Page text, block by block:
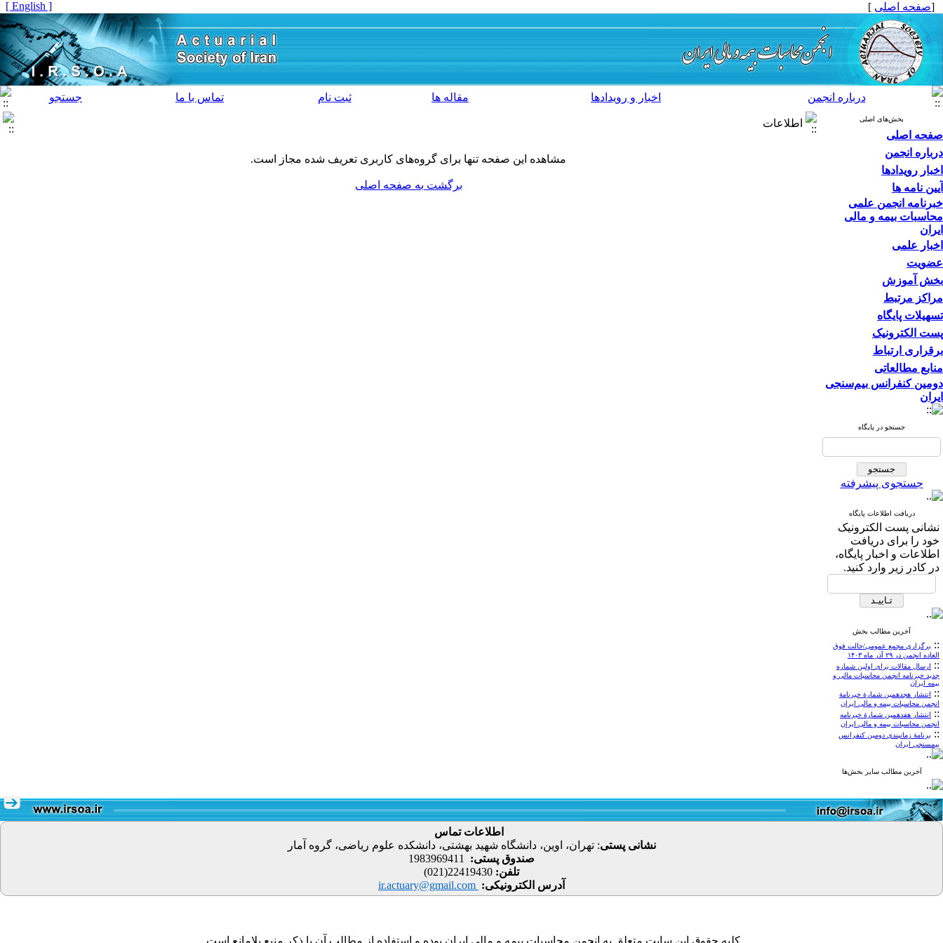
[صفحه اصلی ]
[ English ]
درباره انجمن اخبار و رویدادها مقاله ها ثبت نام تماس با ما جستجو
بخش‌های اصلی
صفحه اصلی
درباره انجمن
اخبار رویدادها
آیین نامه ها
خبرنامه انجمن علمی
محاسبات بیمه و مالی
ایران
اخبار علمی
عضویت
بخش آموزش
مراکز مرتبط
تسهیلات پایگاه
پست الکترونیک
برقراری ارتباط
منابع مطالعاتی
دومین کنفرانس بیم‌سنجی
ایران
جستجو در پایگاه
جستجوی پیشرفته
دریافت اطلاعات پایگاه
نشانی پست الکترونیک
خود را برای دریافت
اطلاعات و اخبار پایگاه،
در کادر زیر وارد کنید.
آخرین مطالب بخش
:: برگزاری مجمع عمومی/حالت فوق
العاده انجمن در ۲۹ آذر ماه ۱۴۰۳
:: ارسال مقالات برای اولین شماره
جدید خبرنامه انجمن محاسبات مالی و
بیمه ایران
:: انتشار هجدهمین شمارۀ خبرنامۀ
انجمن محاسبات بیمه و مالی ایران
:: انتشار هفدهمین شمارۀ خبرنامه
انجمن محاسبات بیمه و مالی ایران
:: برنامۀ زمانبندی دومین کنفرانس
بیمسنجی ایران
آخرین مطالب سایر بخش‌ها
اطلاعات
مشاهده این صفحه تنها برای گروه‌های کاربری تعریف شده مجاز است.
برگشت به صفحه اصلی
اطلاعات تماس
نشانی پستی: تهران، اوین، دانشگاه شهید بهشتی، دانشکده علوم ریاضی، گروه آمار
صندوق پستی:
تلفن: 22419430(021)
آدرس الکترونیکی: ir.actuary@gmail.com
کلیه حقوق این سایت متعلق به انجمن محاسبات بیمه و مالی ایران بوده و استفاده از مطالب آن با ذکر منبع بلامانع است.